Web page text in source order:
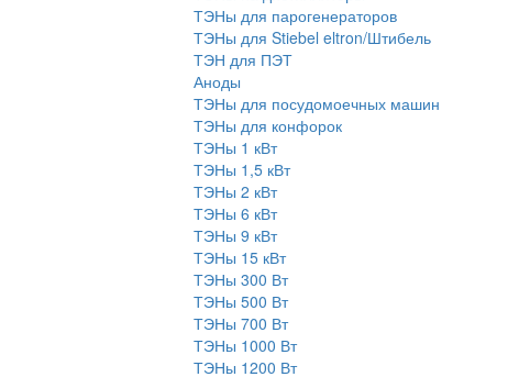
ТЭНы для парогенераторов
ТЭНы для Stiebel eltron/Штибель
ТЭН для ПЭТ
Аноды
ТЭНы для посудомоечных машин
ТЭНы для конфорок
ТЭНы 1 кВт
ТЭНы 1,5 кВт
ТЭНы 2 кВт
ТЭНы 6 кВт
ТЭНы 9 кВт
ТЭНы 15 кВт
ТЭНы 300 Вт
ТЭНы 500 Вт
ТЭНы 700 Вт
ТЭНы 1000 Вт
ТЭНы 1200 Вт